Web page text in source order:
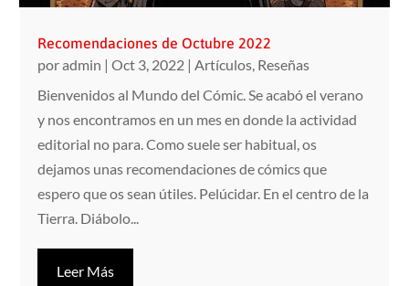
Recomendaciones de Octubre 2022
poradmin |Oct 3, 2022 |Artículos, Reseñas
Bienvenidos al Mundo del Cómic. Se acabó el verano
y nos encontramos en un mes en donde la actividad
editorial no para. Como suele ser habitual, os
dejamos unas recomendaciones de cómics que
espero que os sean útiles. Pelúcidar. En el centro de la
Tierra. Diábolo...
Leer Más